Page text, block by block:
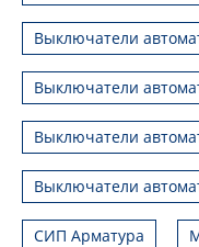
Выключатели
Выключатели
Выключатели
Выключатели
СИП Арматура